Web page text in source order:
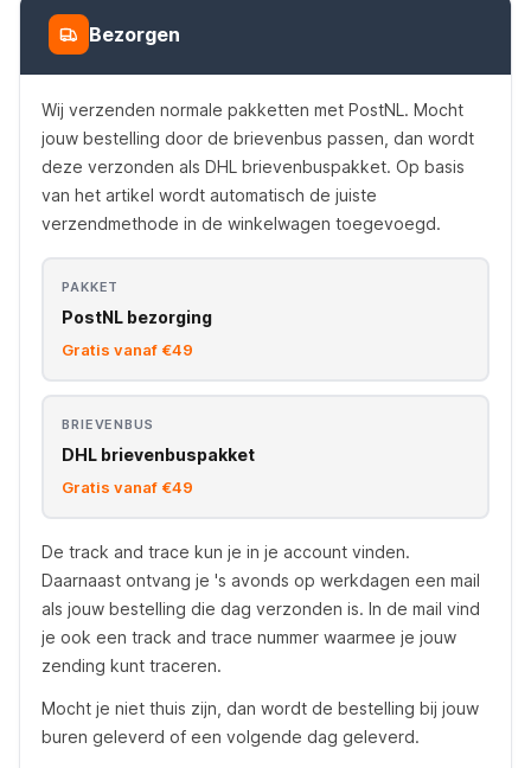
Bezorgen
Wij verzenden normale pakketten met PostNL. Mocht
jouw bestelling door de brievenbus passen, dan wordt
deze verzonden als DHL brievenbuspakket. Op basis
van het artikel wordt automatisch de juiste
verzendmethode in de winkelwagen toegevoegd.
PAKKET
PostNL bezorging
Gratis vanaf €49
BRIEVENBUS
DHL brievenbuspakket
Gratis vanaf €49
De track and trace kun je in je account vinden.
Daarnaast ontvang je 's avonds op werkdagen een mail
als jouw bestelling die dag verzonden is. In de mail vind
je ook een track and trace nummer waarmee je jouw
zending kunt traceren.
Mocht je niet thuis zijn, dan wordt de bestelling bij jouw
buren geleverd of een volgende dag geleverd.